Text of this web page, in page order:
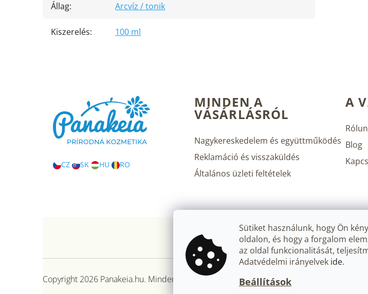
Sütiket használunk, hogy Ön
oldalon, és hogy a forgalom
az oldal funkcionalitását,
Adatvédelmi irányelvek ide.
Beállítások
Állag: Arcvíz / tonik
Kiszerelés: 100 ml
CZ SK HU RO
MINDEN A
VÁSÁRLÁSRÓL
Nagykereskedelem és együttműködés
Reklamáció és visszaküldés
Általános üzleti feltételek
A
Blog
Copyright 2026 Panakeia.hu. Minden jog fenntartva. Süti beállítások szerkesztése